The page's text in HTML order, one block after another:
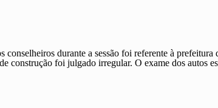
conselheiros durante a sessão foi referente à prefeitura
construção foi julgado irregular. O exame dos autos